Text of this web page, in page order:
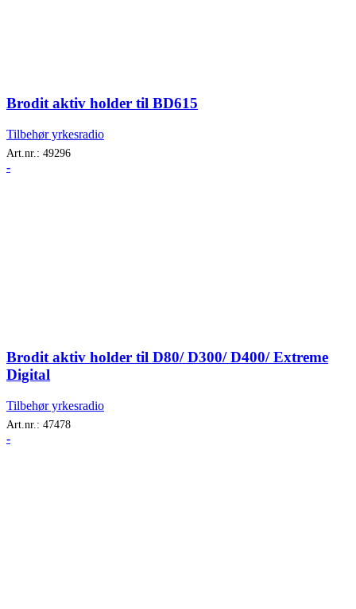
Brodit aktiv holder til BD615
Tilbehør yrkesradio
Art.nr.: 49296
-
Brodit aktiv holder til D80/ D300/ D400/ Extreme
Digital
Tilbehør yrkesradio
Art.nr.: 47478
-